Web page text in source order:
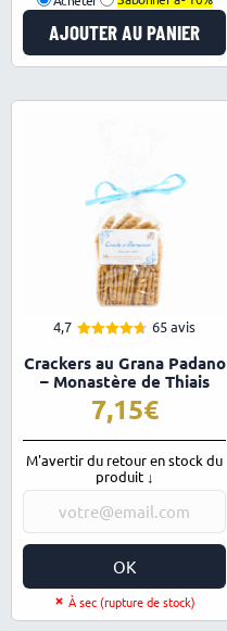
AJOUTER AU PANIER
4,7
sur 5
65 avis
Crackers au Grana Padano
– Monastère de Thiais
7,15
M'avertir du retour en stock du
produit ↓
OK
À sec (rupture de stock)